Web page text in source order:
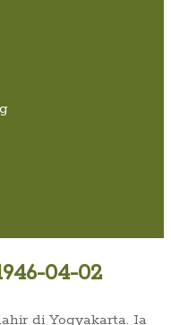
04-02
di Yogyakarta. Ia